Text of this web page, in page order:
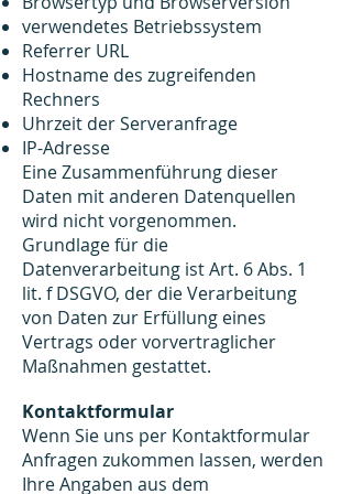
verwendetes Betriebssystem
Referrer URL
Hostname des zugreifenden
Rechners
Uhrzeit der Serveranfrage
IP-Adresse
Eine Zusammenführung dieser
Daten mit anderen Datenquellen
wird nicht vorgenommen.
Grundlage für die
Datenverarbeitung ist Art. 6 Abs. 1
lit. f DSGVO, der die Verarbeitung
von Daten zur Erfüllung eines
Vertrags oder vorvertraglicher
Maßnahmen gestattet.
Kontaktformular
Wenn Sie uns per Kontaktformular
Anfragen zukommen lassen, werden
Ihre Angaben aus dem